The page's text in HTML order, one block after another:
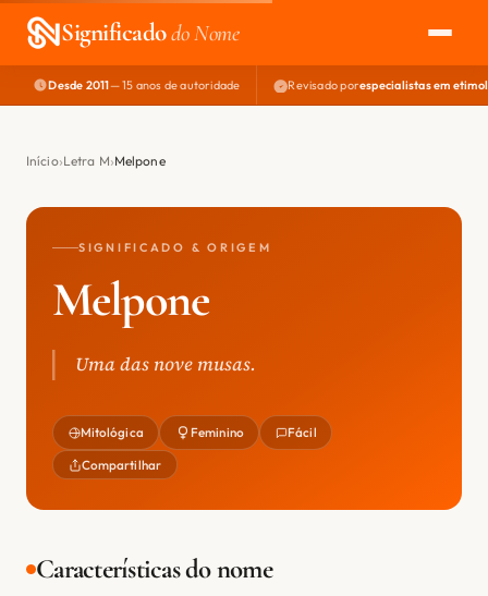
Significadodo Nome
EXPLORAR
NOME PERFEITO
Desde 2011— 15 anos de autoridade Revisado porespecialistas em
Início Letra M Melpone
SIGNIFICADO & ORIGEM
Melpone
Uma das nove musas.
Mitológica Feminino Fácil
Compartilhar
Características do nome